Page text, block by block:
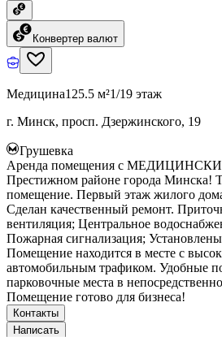
Конвертер валют
Медицина125.5 м²1/19 этаж
г. Минск, просп. Дзержинского, 19
Грушевка
Аренда помещения с
Престижном районе города Минска!
помещение. Первый этаж жилого
Сделан качественный ремонт.
вентиляция; Центральное
Пожарная сигнализация;
Помещение находится в месте с
автомобильным трафиком. Удобные
парковочные места в
Помещение готово для бизнеса!
Контакты
Написать